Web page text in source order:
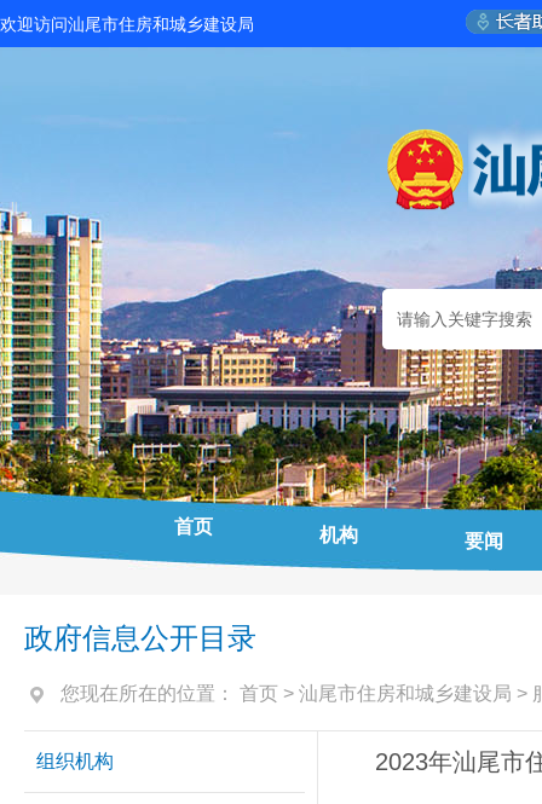
欢迎访问汕尾市住房和城乡建设局
首页 机构 要闻
政府信息公开目录
您现在所在的位置： 首页 > 汕尾市住房和城乡建设局 >
组织机构 2023年汕尾市